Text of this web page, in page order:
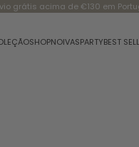
grátis acima de €130 em
SHOPNOIVASPARTYBEST